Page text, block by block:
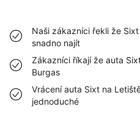
Naši zákazníci řekli že
snadno najít
Zákazníci říkají že auta
Burgas
Vrácení auta Sixt na
jednoduché